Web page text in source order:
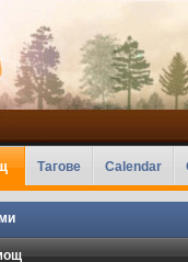
Тагове Calendar